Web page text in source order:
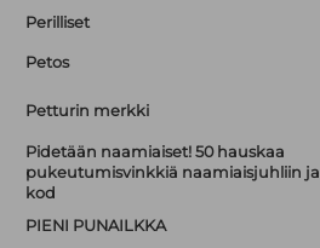
Perilliset
Petos
Petturin merkki
Pidetään naamiaiset! 50 hauskaa
pukeutumisvinkkiä naamiaisjuhliin ja
kod
PIENI PUNAILKKA